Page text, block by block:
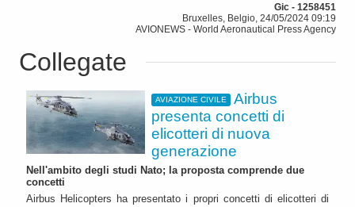
Gic - 1258451
Bruxelles, Belgio, 24/05/2024 09:19
AVIONEWS - World Aeronautical Press Agency
Collegate
AVIAZIONE CIVILE
Airbus
presenta concetti di
elicotteri di nuova
generazione
Nell'ambito degli studi Nato; la proposta comprende due
concetti
Airbus Helicopters ha presentato i propri concetti di elicotteri di